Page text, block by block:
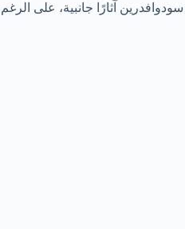
آثارًا جانبية، على الرغم